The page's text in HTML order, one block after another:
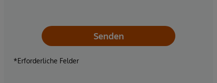
Senden
*Erforderliche Felder